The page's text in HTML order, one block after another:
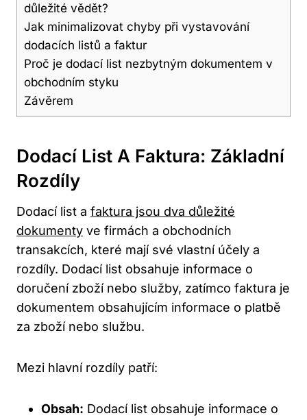
důležité vědět?
Jak minimalizovat chyby při vystavování
dodacích listů a faktur
Proč je dodací list nezbytným dokumentem v
obchodním styku
Závěrem
Dodací List A Faktura: Základní
Rozdíly
Dodací list a faktura jsou dva důležité
dokumenty ve firmách a obchodních
transakcích, které mají své vlastní účely a
rozdíly. Dodací list obsahuje informace o
doručení zboží nebo služby, zatímco faktura je
dokumentem obsahujícím informace o platbě
za zboží nebo službu.
Mezi hlavní rozdíly patří:
Obsah: Dodací list obsahuje informace o